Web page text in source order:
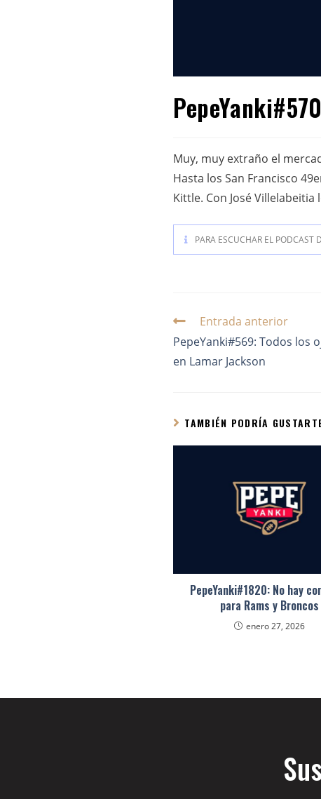
Muy, muy extraño el
Hasta los San Francisco
Kittle. Con José
PARA ESCUCHAR EL PODCAST
Entrada anterior
PepeYanki#569: Todos los
en Lamar Jackson
TAMBIÉN PODRÍA
PepeYanki#1820: No hay
para Rams y Broncos
enero 27, 2026